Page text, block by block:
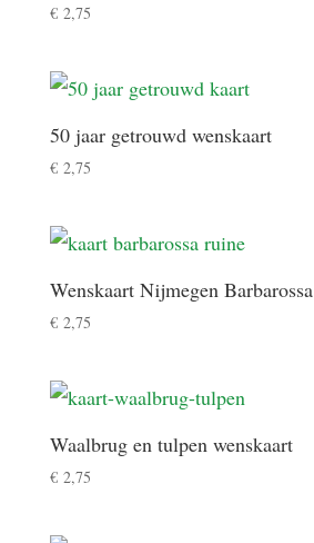
€2,75
50 jaar getrouwd wenskaart
€2,75
Wenskaart Nijmegen Barbarossa
€2,75
Waalbrug en tulpen wenskaart
€2,75